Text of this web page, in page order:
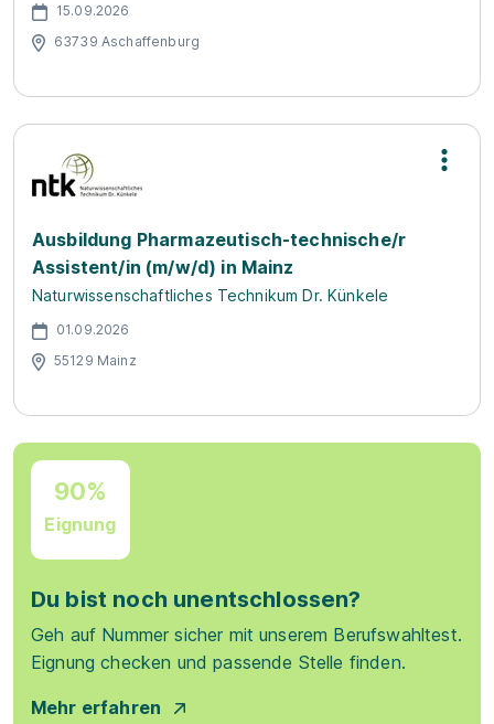
15.09.2026
63739 Aschaffenburg
Ausbildung Pharmazeutisch-technische/r
Assistent/in (m/w/d) in Mainz
Naturwissenschaftliches Technikum Dr. Künkele
01.09.2026
55129 Mainz
90%
Eignung
Du bist noch unentschlossen?
Geh auf Nummer sicher mit unserem Berufswahltest.
Eignung checken und passende Stelle finden.
Mehr erfahren